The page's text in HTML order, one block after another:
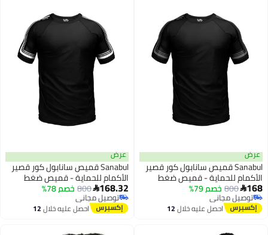
Sanabul قميص سانابول كور قصير
للحماية - قميص ضغط
للرجال باللون الأسود/
كبير جداً
خصم 79%
احصل عليه خلال12
اغسطس
عرض
Sanabul قميص سانابول كور قصير
الأكمام للحماية - قميص ضغط
سريع الجفاف للرجال أسود/أبيض،
800خصم 78%
توصيل مجاني
توصيل مجانياحصل عليه خلال12
اغسطس